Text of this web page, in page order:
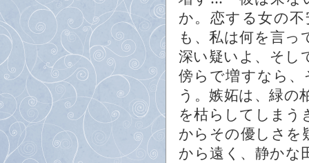
か。恋する女の
も、私は何を言っ
深い疑いよ、そし
傍らで増すなら
う。嫉妬は、緑の
を枯らしてしまう
からその優しさを
から遠く、静かな